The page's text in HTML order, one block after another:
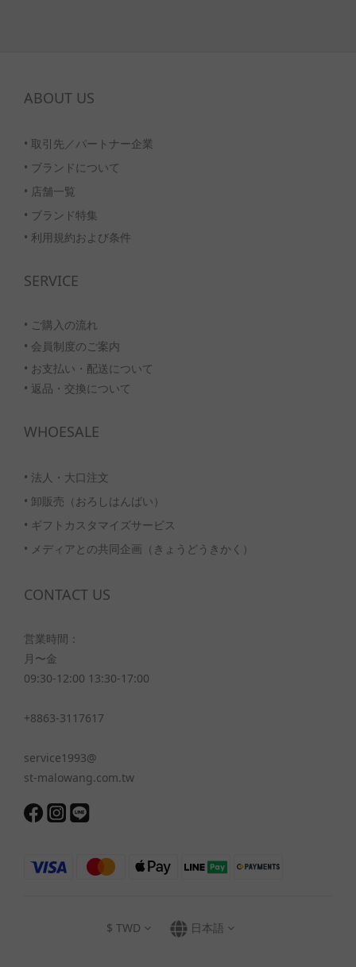
ABOUT US
• 取引先／パートナー企業
• ブランドについて
• 店舗一覧
• ブランド特集
• 利用規約および条件
SERVICE
• ご購入の流れ
• 会員制度のご案内
• お支払い・配送について
• 返品・交換について
WHOESALE
• 法人・大口注文
• 卸販売（おろしはんばい）
• ギフトカスタマイズサービス
• メディアとの共同企画（きょうどうきかく）
CONTACT US
営業時間：
月〜金
09:30-12:00 13:30-17:00
+8863-3117617
service1993@
st-malowang.com.tw
$ TWD 日本語